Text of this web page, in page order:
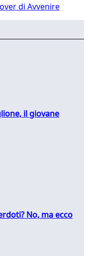
di Avvenire
il giovane
No, ma ecco